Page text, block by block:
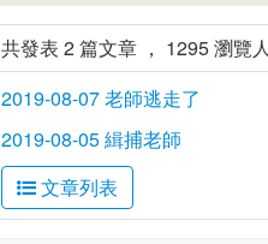
共發表 2 篇文章 ， 1295 瀏覽
2019-08-07 老師逃走了
2019-08-05 緝捕老師
文章列表